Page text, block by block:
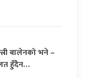
बालेनको भने –
हुँदैन…